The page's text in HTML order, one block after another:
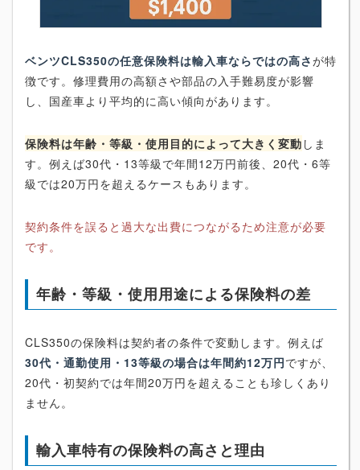
ベンツCLS350の任意保険料は輸入車ならではの高さが特
徴です。修理費用の高額さや部品の入手難易度が影響
し、国産車より平均的に高い傾向があります。
保険料は年齢・等級・使用目的によって大きく変動 しま
す。例えば30代・13等級で年間12万円前後、20代・6等
級では20万円を超えるケースもあります。
契約条件を誤ると過大な出費につながるため注意が必要
です。
年齢・等級・使用用途による保険料の差
CLS350の保険料は契約者の条件で変動します。例えば
30代・通勤使用・13等級の場合は年間約12万円ですが、
20代・初契約では年間20万円を超えることも珍しくあり
ません。
輸入車特有の保険料の高さと理由